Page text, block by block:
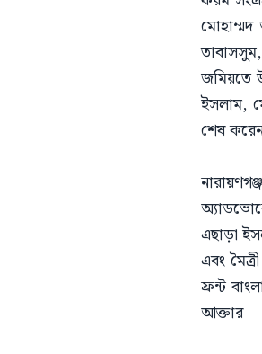
জমিয়তে
ইসলাম,
শেষ
এছাড়া
এবং
ফ্রন্ট
আক্তার।